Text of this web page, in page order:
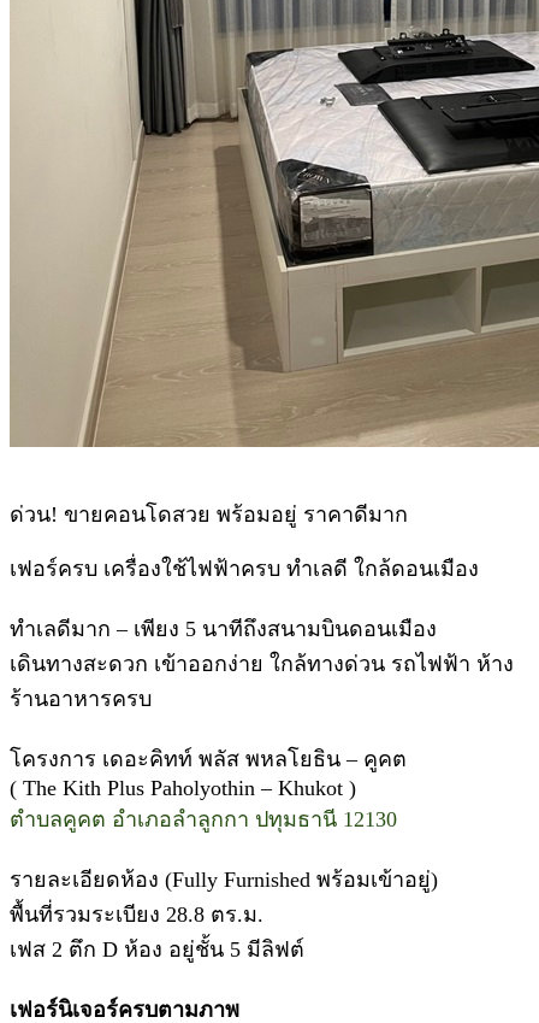
ด่วน! ขายคอนโดสวย พร้อมอยู่ ราคาดีมาก
เฟอร์ครบ เครื่องใช้ไฟฟ้าครบ ทำเลดี ใกล้ดอนเมือง
ทำเลดีมาก – เพียง 5 นาทีถึงสนามบินดอนเมือง
เดินทางสะดวก เข้าออกง่าย ใกล้ทางด่วน รถไฟฟ้า ห้าง
ร้านอาหารครบ
โครงการ เดอะคิทท์ พลัส พหลโยธิน – คูคต
( The Kith Plus Paholyothin – Khukot )
ตำบลคูคต อำเภอลำลูกกา ปทุมธานี 12130
รายละเอียดห้อง (Fully Furnished พร้อมเข้าอยู่)
พื้นที่รวมระเบียง 28.8 ตร.ม.
เฟส 2 ตึก D ห้อง อยู่ชั้น 5 มีลิฟต์
เฟอร์นิเจอร์ครบตามภาพ